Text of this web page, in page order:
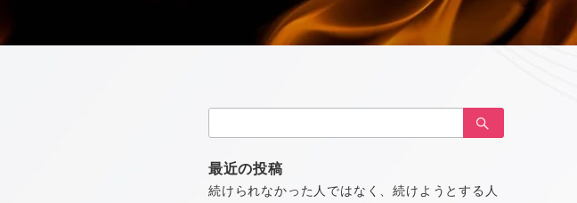
索：
最近の投稿
続けられなかった人ではなく、続けようとする人